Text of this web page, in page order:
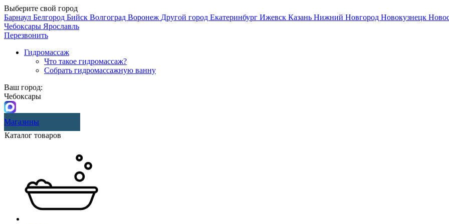
Выберите свой город
Барнаул Белгород Бийск Волгоград Воронеж Другой город Екатеринбург Ижевск Казань Нижний Новгород Новокузнецк
Чебоксары Ярославль
Перезвонить
Гидромассаж
Что такое гидромассаж?
Собрать гидромассажную ванну
Ваш город:
Чебоксары
Магазины
Каталог товаров